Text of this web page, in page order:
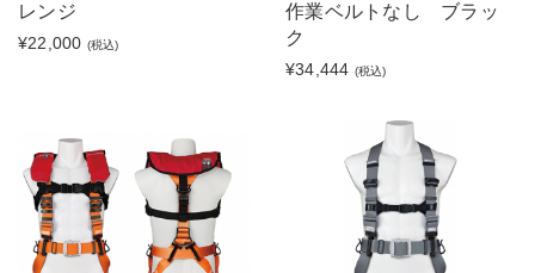
レンジ
¥22,000 (税込)
作業ベルトなし ブラッ
ク
¥34,444 (税込)